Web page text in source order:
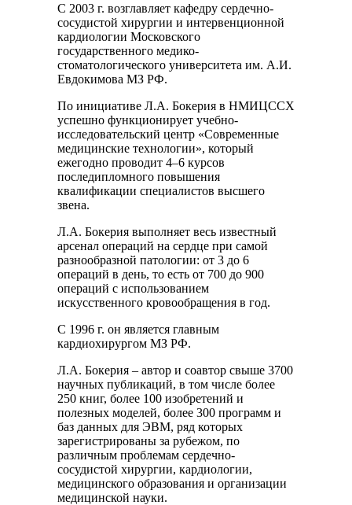
С 2003 г. возглавляет кафедру сердечно-
сосудистой хирургии и интервенционной
кардиологии Московского
государственного медико-
стоматологического университета им. А.И.
Евдокимова МЗ РФ.
По инициативе Л.А. Бокерия в НМИЦССХ
успешно функционирует учебно-
исследовательский центр «Современные
медицинские технологии», который
ежегодно проводит 4–6 курсов
последипломного повышения
квалификации специалистов высшего
звена.
Л.А. Бокерия выполняет весь известный
арсенал операций на сердце при самой
разнообразной патологии: от 3 до 6
операций в день, то есть от 700 до 900
операций с использованием
искусственного кровообращения в год.
С 1996 г. он является главным
кардиохирургом МЗ РФ.
Л.А. Бокерия – автор и соавтор свыше 3700
научных публикаций, в том числе более
250 книг, более 100 изобретений и
полезных моделей, более 300 программ и
баз данных для ЭВМ, ряд которых
зарегистрированы за рубежом, по
различным проблемам сердечно-
сосудистой хирургии, кардиологии,
медицинского образования и организации
медицинской науки.